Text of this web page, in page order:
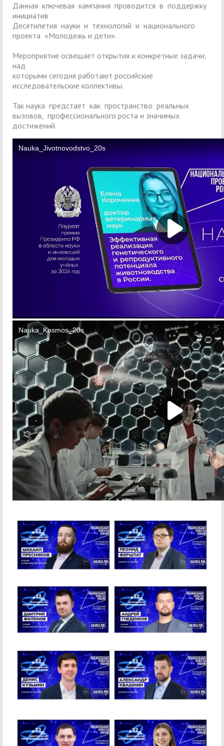
Данная ключевая кампания проводится в поддержку
инициатив
Десятилетия науки и технологий и национального
проекта «Молодежь и дети».
Мероприятие освещает открытия и конкретные задачи,
над
которыми сегодня работают российские
исследовательские коллективы.
Так наука предстает как пространство реальных
вызовов, профессионального роста и значимых
достижений.